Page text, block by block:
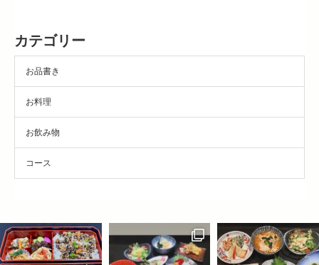
カテゴリー
お品書き
お料理
お飲み物
コース